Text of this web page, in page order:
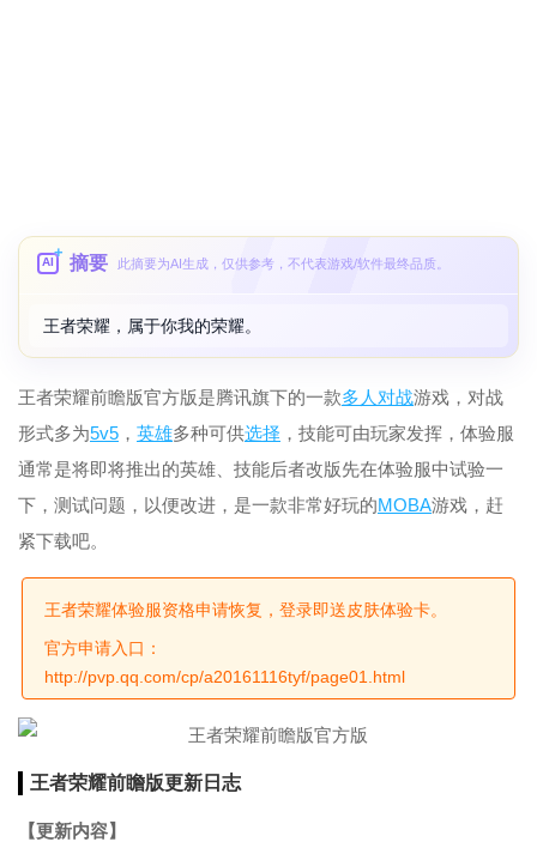
AI 摘要 此摘要为AI生成，仅供参考，不代表游戏/软件最终品质。
王者荣耀，属于你我的荣耀。
王者荣耀前瞻版官方版是腾讯旗下的一款多人 对战游戏，对战
形式多为5v5 ， 英雄多种可供选择 ，技能可由玩家发挥，体验服
通常是将即将推出的英雄、技能后者改版先在体验服中试验一
下，测试问题，以便改进，是一款非常好玩的MOBA游戏，赶
紧下载吧。
王者荣耀体验服资格申请恢复，登录即送皮肤体验卡。
官方申请入口：
http://pvp.qq.com/cp/a20161116tyf/page01.html
王者荣耀前瞻版更新日志
【更新内容】